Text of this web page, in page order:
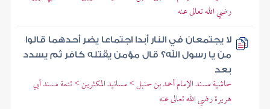
رضي الله تعالى عنه
لا يجتمعان في النار أبدا اجتماعا يضر أحدهما قالوا
من يا رسول الله؟ قال مؤمن يقتله كافر ثم يسدد
بعد
حاشية مسند الإمام أحمد بن حنبل > مسانيد المكثرين > تتمة مسند أبي
هريرة رضي الله تعالى عنه